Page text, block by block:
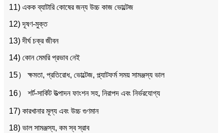
11) একক ব্যাটারি কোষের জন্য উচ্চ কাজ ভোল্টেজ
12) দূষণ-মুক্ত
13) দীর্ঘ চক্র জীবন
14) কোন মেমরি প্রভাব নেই
15） ক্ষমতা, প্রতিরোধ, ভোল্টেজ, প্ল্যাটফর্ম সময় সামঞ্জস্য ভাল
16） শর্ট-সার্কিট উত্পাদন ফাংশন সহ, নিরাপদ এবং নির্ভরযোগ্য
17) কারখানার মূল্য এবং উচ্চ গুণমান
18) ভাল সামঞ্জস্য, কম স্ব স্রাব